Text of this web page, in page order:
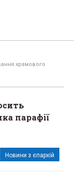
храмового
парафії
Новини з єпархій